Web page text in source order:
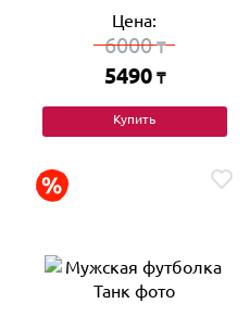
Цена:
6000₸
5490 ₸
Купить